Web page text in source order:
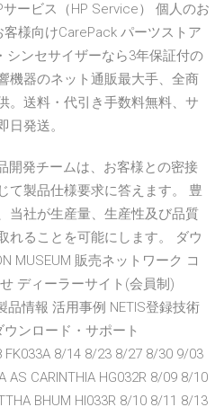
ービス（HP Service） 個人のお
様向けCarePack パーツストア
シンセサイザーなら3年保証付の
機器のネット通販最大手、全商
。送料・代引き手数料無料、サ
日発送。
開発チームは、お客様との密接
て製品仕様要求に答えます。 豊
当社が生産量、生産性及び品質
れることを可能にします。 ダウ
MUSEUM 販売ネットワーク コ
ディーラーサイト(会員制)
品情報 活用事例 NETIS登録技術
ンロード・サポート
FK033A 8/14 8/23 8/27 8/30 9/03
AS CARINTHIA HG032R 8/09 8/10
BHUM HI033R 8/10 8/11 8/13